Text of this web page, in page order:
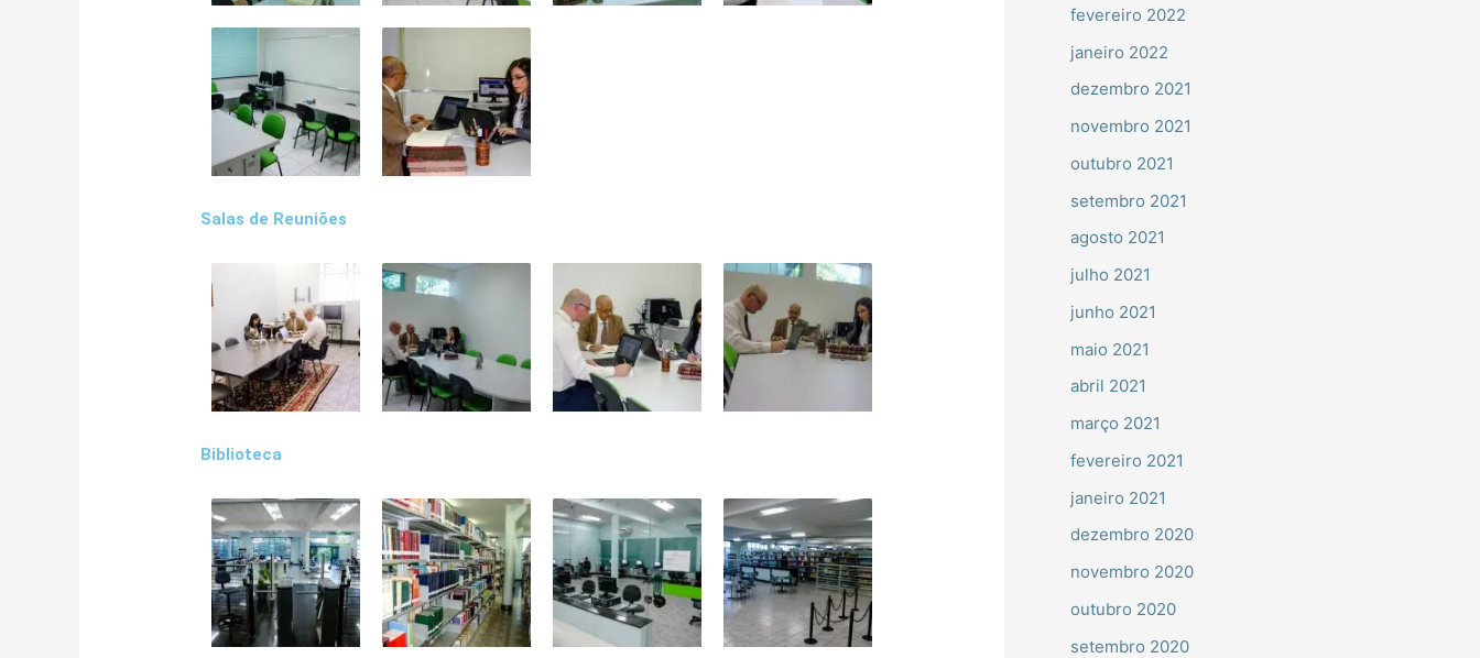
Salas de Reuniões
Biblioteca
fevereiro 2022
janeiro 2022
dezembro 2021
novembro 2021
outubro 2021
setembro 2021
agosto 2021
julho 2021
junho 2021
maio 2021
abril 2021
março 2021
fevereiro 2021
janeiro 2021
dezembro 2020
novembro 2020
outubro 2020
setembro 2020